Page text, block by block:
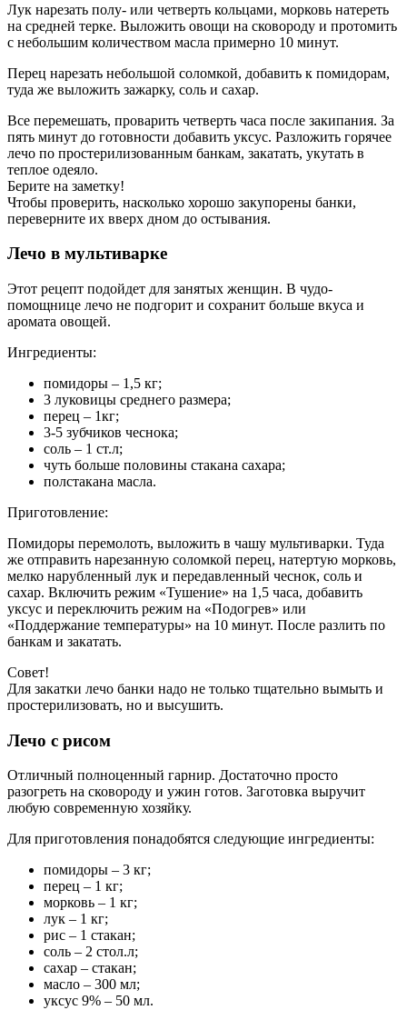
Лук нарезать полу- или четверть кольцами, морковь натереть
на средней терке. Выложить овощи на сковороду и протомить
с небольшим количеством масла примерно 10 минут.
Перец нарезать небольшой соломкой, добавить к помидорам,
туда же выложить зажарку, соль и сахар.
Все перемешать, проварить четверть часа после закипания. За
пять минут до готовности добавить уксус. Разложить горячее
лечо по простерилизованным банкам, закатать, укутать в
теплое одеяло.
Берите на заметку!
Чтобы проверить, насколько хорошо закупорены банки,
переверните их вверх дном до остывания.
Лечо в мультиварке
Этот рецепт подойдет для занятых женщин. В чудо-
помощнице лечо не подгорит и сохранит больше вкуса и
аромата овощей.
Ингредиенты:
помидоры – 1,5 кг;
3 луковицы среднего размера;
перец – 1кг;
3-5 зубчиков чеснока;
соль – 1 ст.л;
чуть больше половины стакана сахара;
полстакана масла.
Приготовление:
Помидоры перемолоть, выложить в чашу мультиварки. Туда
же отправить нарезанную соломкой перец, натертую морковь,
мелко нарубленный лук и передавленный чеснок, соль и
сахар. Включить режим «Тушение» на 1,5 часа, добавить
уксус и переключить режим на «Подогрев» или
«Поддержание температуры» на 10 минут. После разлить по
банкам и закатать.
Совет!
Для закатки лечо банки надо не только тщательно вымыть и
простерилизовать, но и высушить.
Лечо с рисом
Отличный полноценный гарнир. Достаточно просто
разогреть на сковороду и ужин готов. Заготовка выручит
любую современную хозяйку.
Для приготовления понадобятся следующие ингредиенты:
помидоры – 3 кг;
перец – 1 кг;
морковь – 1 кг;
лук – 1 кг;
рис – 1 стакан;
соль – 2 стол.л;
сахар – стакан;
масло – 300 мл;
уксус 9% – 50 мл.